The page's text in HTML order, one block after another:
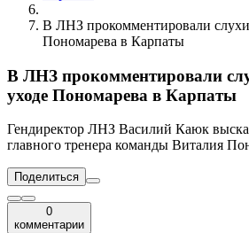
В ЛНЗ прокомментировали
Пономарева в Карпаты
В ЛНЗ прокомментировали
уходе Пономарева в Карпаты
Гендиректор ЛНЗ Василий Каюк
главного тренера команды Виталия
Поделиться
0
комментарии